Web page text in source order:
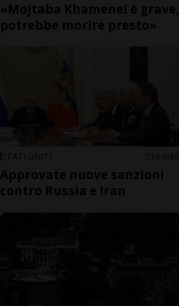
«Mojtaba Khamenei è grave,
potrebbe morire presto»
STATI UNITI 14 ore
Approvate nuove sanzioni
contro Russia e Iran